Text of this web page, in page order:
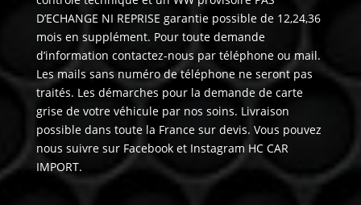
D’ECHANGE NI REPRISE garantie possible de 12,24,36
mois en supplément. Pour toute demande
d’information contactez-nous par téléphone ou mail.
Les mails sans numéro de téléphone ne seront pas
traités. Les démarches pour la demande de carte
grise de votre véhicule par nos soins. Livraison
possible dans toute la France sur devis. Vous pouvez
nous suivre sur Facebook et Instagram HC CAR
IMPORT.